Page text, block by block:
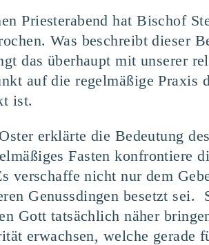
Priesterabend hat Bischof
Was beschreibt dieser
das überhaupt mit unserer
auf die regelmäßige
ist.
erklärte die Bedeutung
Fasten konfrontiere
verschaffe nicht nur dem
Genussdingen besetzt
Gott tatsächlich näher
erwachsen, welche gerade